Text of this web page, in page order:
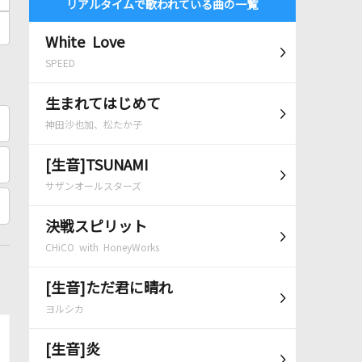
リアルタイムで歌われている曲の一覧
White Love
SPEED
生まれてはじめて
神田沙也加、松たか子
[生音]TSUNAMI
サザンオールスターズ
決戦スピリット
CHiCO with HoneyWorks
[生音]ただ君に晴れ
ヨルシカ
[生音]炎